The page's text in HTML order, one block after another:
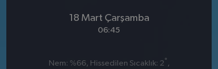
18 Mart Çarşamba
06:45
Nem: %66, Hissedilen Sıcaklık: 2° ,